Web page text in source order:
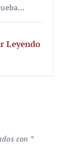
Leyendo
con *